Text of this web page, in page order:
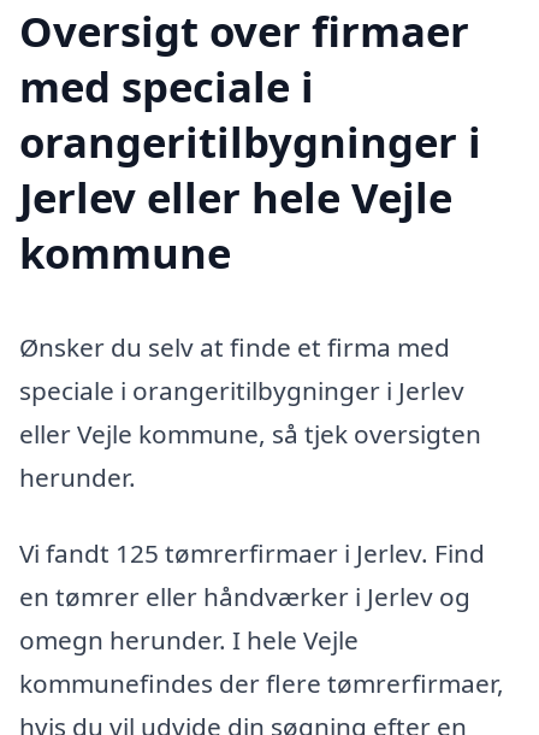
Oversigt over firmaer
med speciale i
orangeritilbygninger i
Jerlev eller hele Vejle
kommune
Ønsker du selv at finde et firma med
speciale i orangeritilbygninger i Jerlev
eller Vejle kommune, så tjek oversigten
herunder.
Vi fandt 125 tømrerfirmaer i Jerlev. Find
en tømrer eller håndværker i Jerlev og
omegn herunder. I hele Vejle
kommunefindes der flere tømrerfirmaer,
hvis du vil udvide din søgning efter en